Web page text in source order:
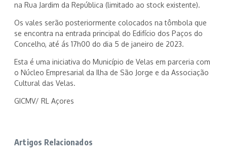
na Rua Jardim da República (limitado ao stock existente).
Os vales serão posteriormente colocados na tômbola que
se encontra na entrada principal do Edifício dos Paços do
Concelho, até ás 17h00 do dia 5 de janeiro de 2023.
Esta é uma iniciativa do Município de Velas em parceria com
o Núcleo Empresarial da Ilha de São Jorge e da Associação
Cultural das Velas.
GICMV/ RL Açores
Artigos Relacionados